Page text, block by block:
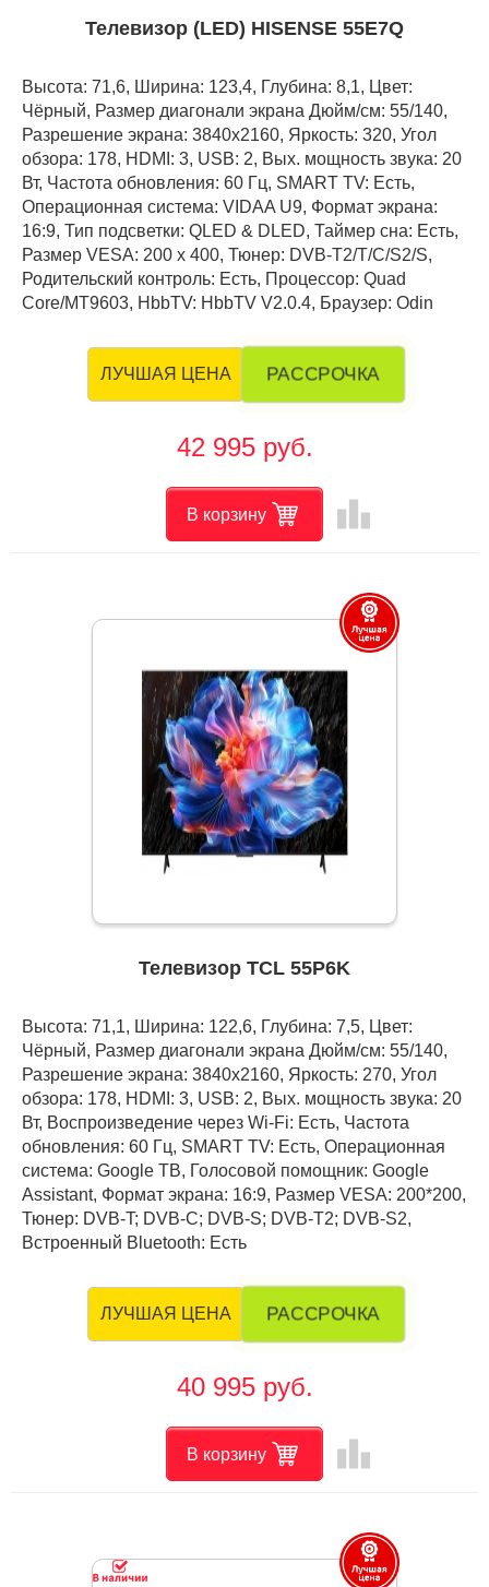
Телевизор (LED) HISENSE 55E7Q
Высота: 71,6, Ширина: 123,4, Глубина: 8,1, Цвет:
Чёрный, Размер диагонали экрана Дюйм/см: 55/140,
Разрешение экрана: 3840x2160, Яркость: 320, Угол
обзора: 178, HDMI: 3, USB: 2, Вых. мощность звука: 20
Вт, Частота обновления: 60 Гц, SMART TV: Есть,
Операционная система: VIDAA U9, Формат экрана:
16:9, Тип подсветки: QLED & DLED, Таймер сна: Есть,
Размер VESA: 200 х 400, Тюнер: DVB-T2/T/C/S2/S,
Родительский контроль: Есть, Процессор: Quad
Core/MT9603, HbbTV: HbbTV V2.0.4, Браузер: Odin
ЛУЧШАЯ ЦЕНА РАССРОЧКА
42 995 руб.
В корзину leaderboard
Телевизор TCL 55P6K
Высота: 71,1, Ширина: 122,6, Глубина: 7,5, Цвет:
Чёрный, Размер диагонали экрана Дюйм/см: 55/140,
Разрешение экрана: 3840x2160, Яркость: 270, Угол
обзора: 178, HDMI: 3, USB: 2, Вых. мощность звука: 20
Вт, Воспроизведение через Wi-Fi: Есть, Частота
обновления: 60 Гц, SMART TV: Есть, Операционная
система: Google ТВ, Голосовой помощник: Google
Assistant, Формат экрана: 16:9, Размер VESA: 200*200,
Тюнер: DVB-T; DVB-C; DVB-S; DVB-T2; DVB-S2,
Встроенный Bluetooth: Есть
ЛУЧШАЯ ЦЕНА РАССРОЧКА
40 995 руб.
В корзину leaderboard